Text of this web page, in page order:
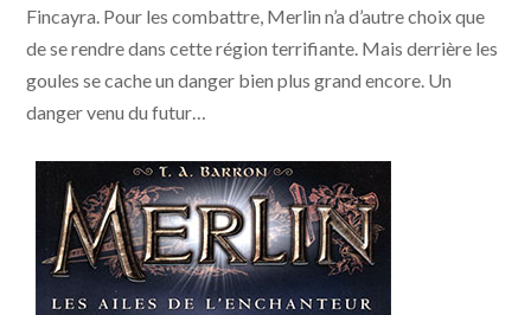
Fincayra. Pour les combattre, Merlin n’a d’autre choix que
de se rendre dans cette région terrifiante. Mais derrière les
goules se cache un danger bien plus grand encore. Un
danger venu du futur…